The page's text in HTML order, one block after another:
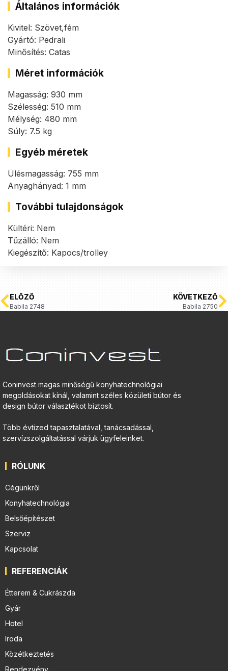
Általános információk
Kivitel: Szövet,fém
Gyártó: Pedrali
Minősítés: Catas
Méret információk
Magasság: 930 mm
Szélesség: 510 mm
Mélység: 480 mm
Súly: 7.5 kg
Egyéb méretek
Ülésmagasság: 755 mm
Anyaghányad: 1 mm
További tulajdonságok
Kültéri: Nem
Tűzálló: Nem
Kiegészítő: Kapocs/trolley
ELŐZŐ
Babila 2748
KÖVETKEZŐ
Babila 2750
Coninvest magas minőségű konyhatechnológiai
megoldásokat kínál, valamint széles közületi bútor és
design bútor választékot biztosít.
Több évtized tapasztalatával, tanácsadással,
szervízszolgáltatással várjuk ügyfeleinket.
RÓLUNK
Cégünkről
Konyhatechnológia
Belsőépítészet
Szerviz
Kapcsolat
REFERENCIÁK
Étterem & Cukrászda
Gyár
Hotel
Iroda
Közétkeztetés
Rendezvény